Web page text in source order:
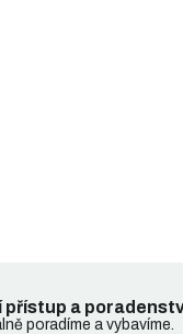
přístup a
poradíme a vybavíme.